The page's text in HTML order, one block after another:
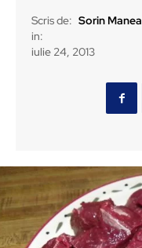
Scris de: Sorin Manea
in:
iulie 24, 2013